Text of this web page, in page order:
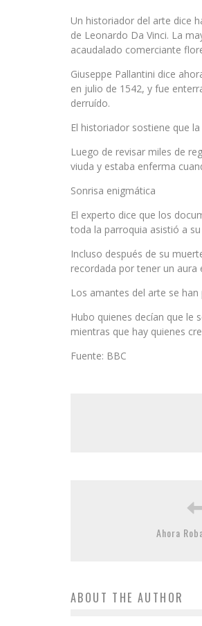
Un historiador del arte dice
de Leonardo Da Vinci. La
acaudalado comerciante
Giuseppe Pallantini dice
en julio de 1542, y fue
derruído.
El historiador sostiene que
Luego de revisar miles de
viuda y estaba enferma
Sonrisa enigmática
El experto dice que los
toda la parroquia asistió a
Incluso después de su
recordada por tener un aura
Los amantes del arte se
Hubo quienes decían que le
mientras que hay quienes
Fuente: BBC
Ahora
ABOUT THE AUTHOR